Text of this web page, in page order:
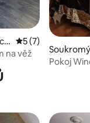
Průměrné
5 (7)
na věž
Pine
Pokoj